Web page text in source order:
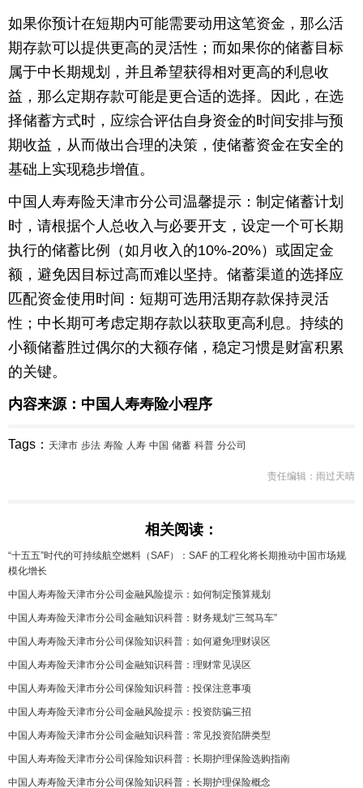
如果你预计在短期内可能需要动用这笔资金，那么活
期存款可以提供更高的灵活性；而如果你的储蓄目标
属于中长期规划，并且希望获得相对更高的利息收
益，那么定期存款可能是更合适的选择。因此，在选
择储蓄方式时，应综合评估自身资金的时间安排与预
期收益，从而做出合理的决策，使储蓄资金在安全的
基础上实现稳步增值。
中国人寿寿险天津市分公司温馨提示：制定储蓄计划
时，请根据个人总收入与必要开支，设定一个可长期
执行的储蓄比例（如月收入的10%-20%）或固定金
额，避免因目标过高而难以坚持。储蓄渠道的选择应
匹配资金使用时间：短期可选用活期存款保持灵活
性；中长期可考虑定期存款以获取更高利息。持续的
小额储蓄胜过偶尔的大额存储，稳定习惯是财富积累
的关键。
内容来源：中国人寿寿险小程序
Tags： 天津市 步法 寿险 人寿 中国 储蓄 科普 分公司
责任编辑：雨过天晴
相关阅读：
“十五五”时代的可持续航空燃料（SAF）：SAF 的工程化将长期推动中国市场规
模化增长
中国人寿寿险天津市分公司金融风险提示：如何制定预算规划
中国人寿寿险天津市分公司金融知识科普：财务规划“三驾马车”
中国人寿寿险天津市分公司保险知识科普：如何避免理财误区
中国人寿寿险天津市分公司金融知识科普：理财常见误区
中国人寿寿险天津市分公司保险知识科普：投保注意事项
中国人寿寿险天津市分公司金融风险提示：投资防骗三招
中国人寿寿险天津市分公司金融知识科普：常见投资陷阱类型
中国人寿寿险天津市分公司保险知识科普：长期护理保险选购指南
中国人寿寿险天津市分公司保险知识科普：长期护理保险概念